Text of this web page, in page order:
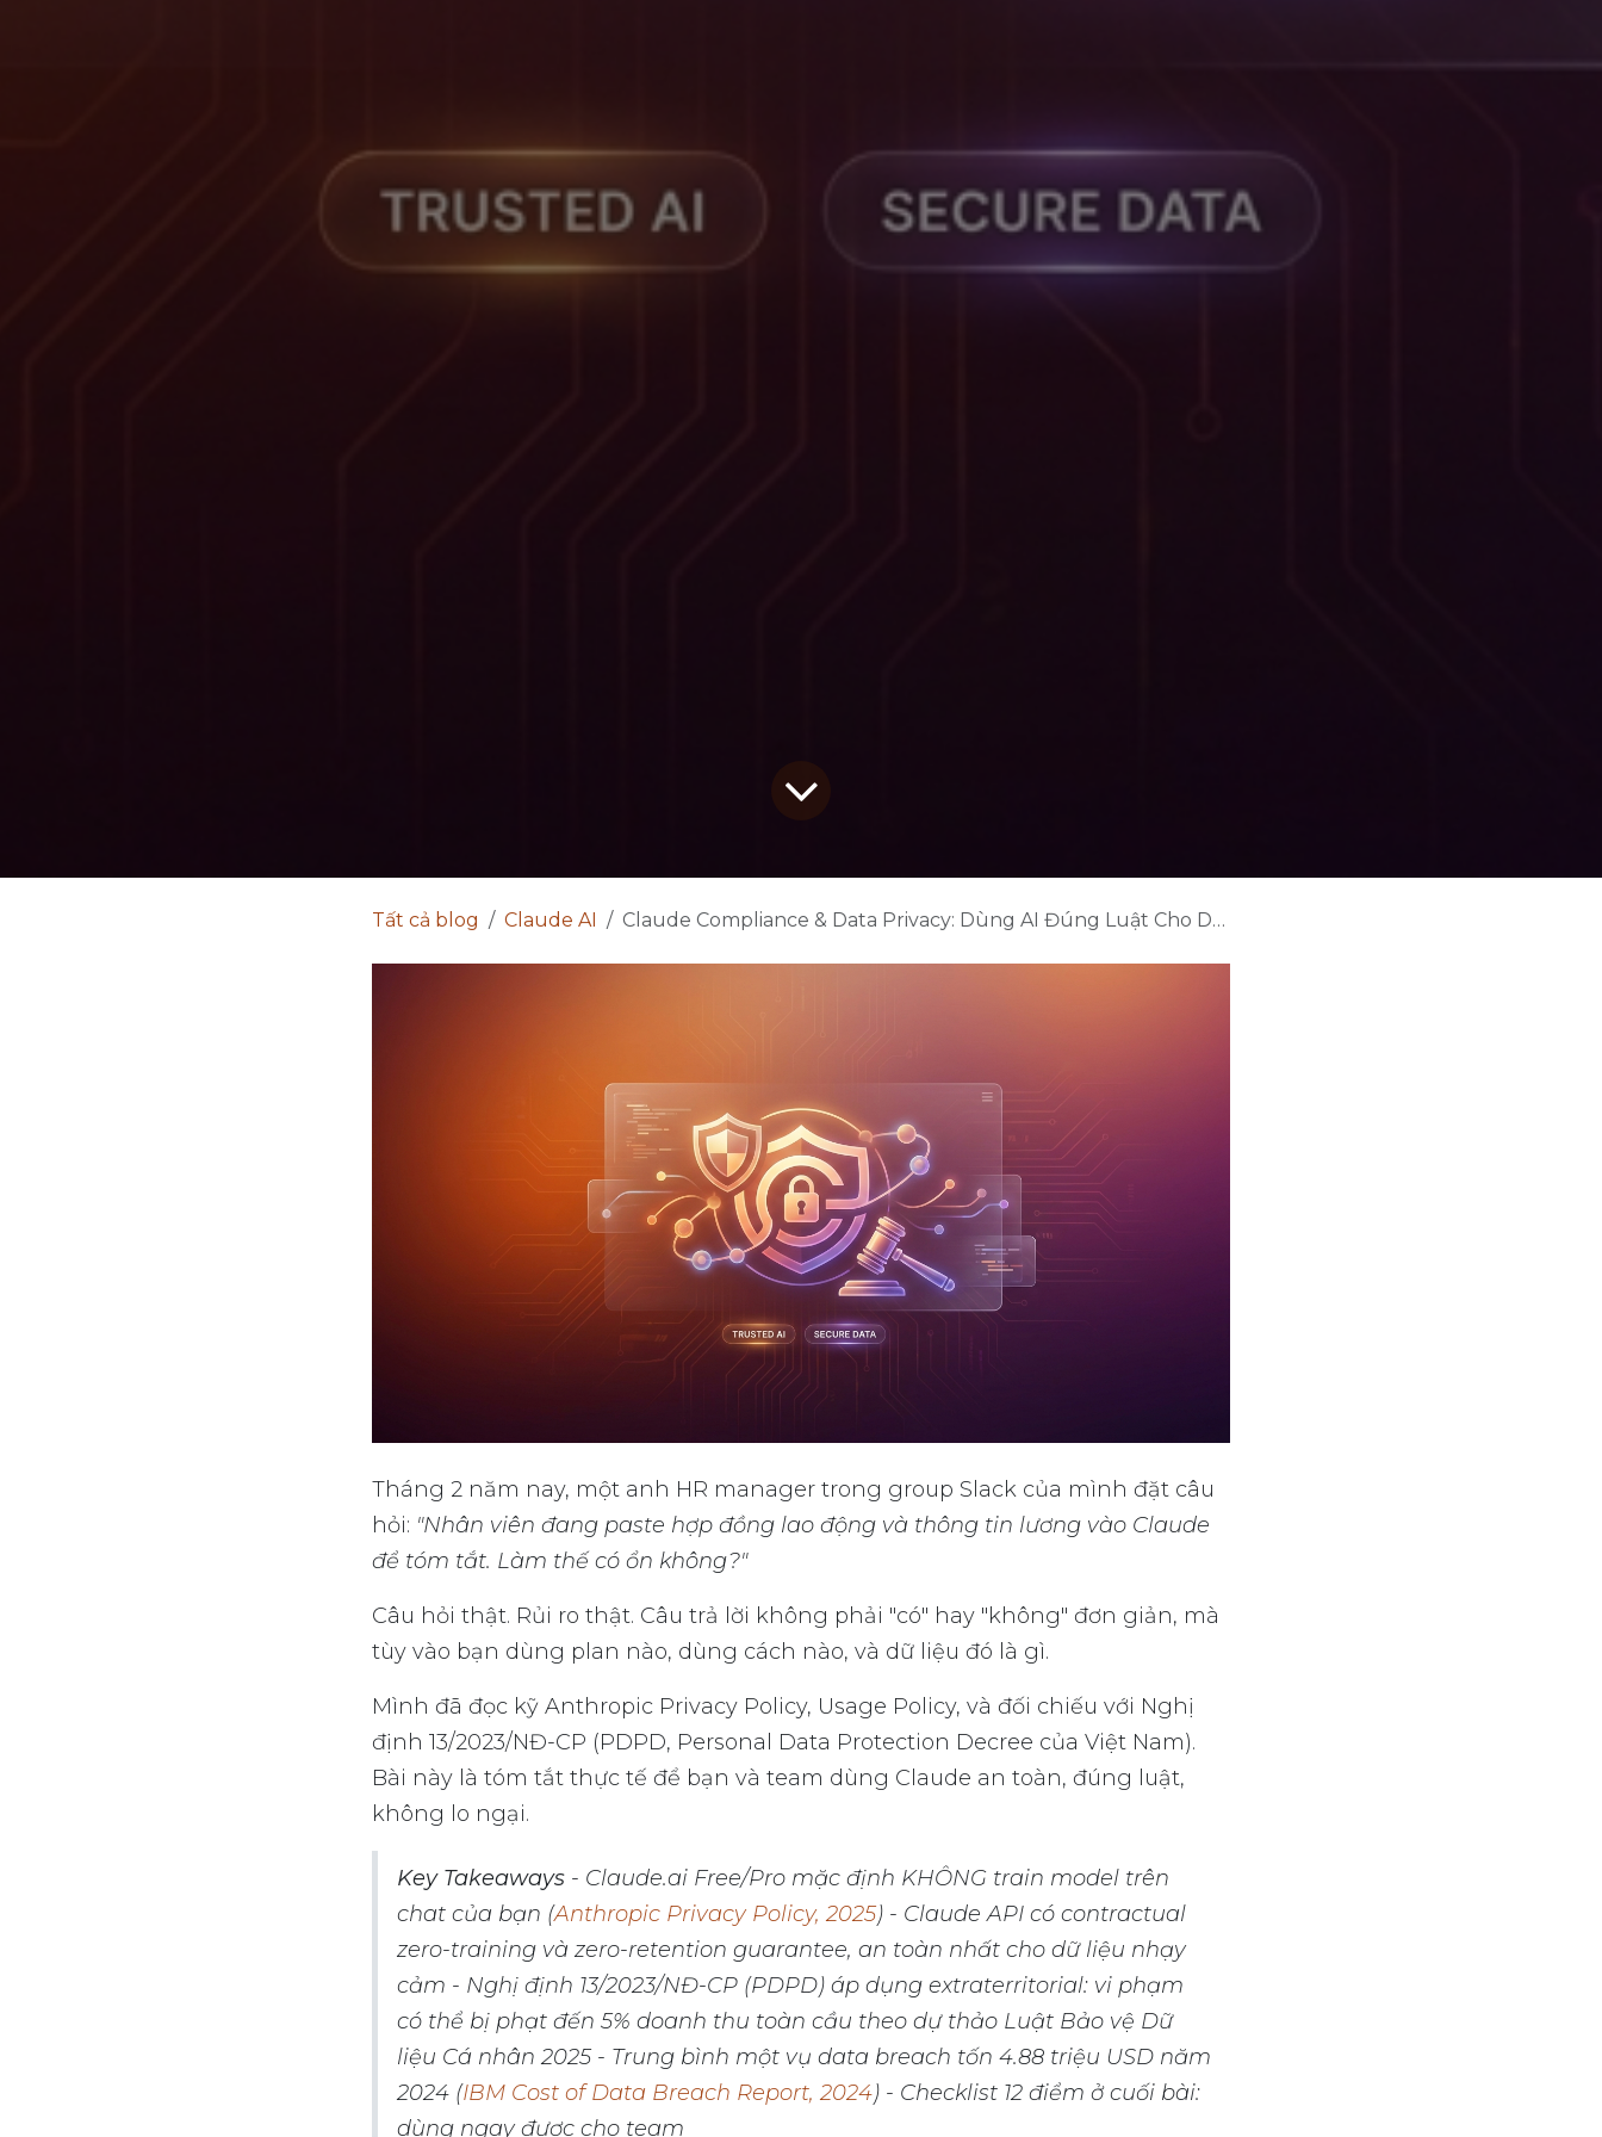
Tất cả blog Claude AI Claude Compliance & Data Privacy: Dùng AI Đúng Luật Cho Doanh Nghiệp Việt 2026
Tháng 2 năm nay, một anh HR manager trong group Slack của mình đặt câu
hỏi: "Nhân viên đang paste hợp đồng lao động và thông tin lương vào Claude
để tóm tắt. Làm thế có ổn không?"
Câu hỏi thật. Rủi ro thật. Câu trả lời không phải "có" hay "không" đơn giản, mà
tùy vào bạn dùng plan nào, dùng cách nào, và dữ liệu đó là gì.
Mình đã đọc kỹ Anthropic Privacy Policy, Usage Policy, và đối chiếu với Nghị
định 13/2023/NĐ-CP (PDPD, Personal Data Protection Decree của Việt Nam).
Bài này là tóm tắt thực tế để bạn và team dùng Claude an toàn, đúng luật,
không lo ngại.
Key Takeaways - Claude.ai Free/Pro mặc định KHÔNG train model trên
chat của bạn (Anthropic Privacy Policy, 2025) - Claude API có contractual
zero-training và zero-retention guarantee, an toàn nhất cho dữ liệu nhạy
cảm - Nghị định 13/2023/NĐ-CP (PDPD) áp dụng extraterritorial: vi phạm
có thể bị phạt đến 5% doanh thu toàn cầu theo dự thảo Luật Bảo vệ Dữ
liệu Cá nhân 2025 - Trung bình một vụ data breach tốn 4.88 triệu USD năm
2024 (IBM Cost of Data Breach Report, 2024) - Checklist 12 điểm ở cuối bài:
dùng ngay được cho team